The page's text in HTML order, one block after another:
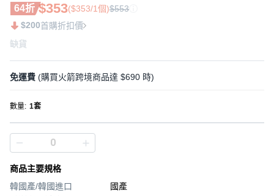
64折 $353($353/1個)$553
$200首購折扣價
缺貨
免運費 (購買火箭跨境商品達 $690 時)
數量: 1套
商品主要規格
韓國產/韓國進口
國產